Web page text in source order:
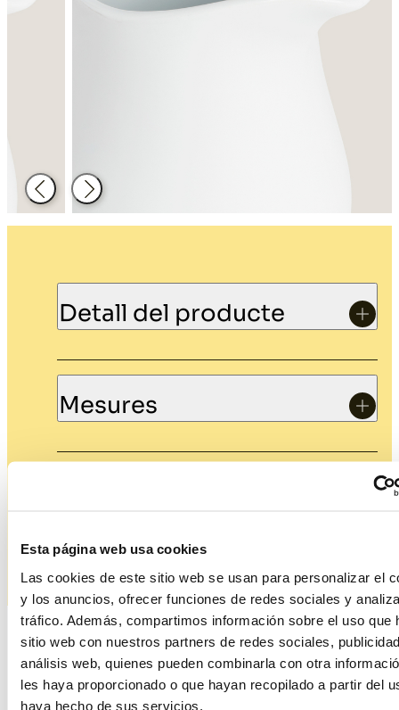
Esta página web usa cookies
Las cookies de este sitio web se usan para personalizar el
y los anuncios, ofrecer funciones de redes sociales y
tráfico. Además, compartimos información sobre el uso que
sitio web con nuestros partners de redes sociales,
análisis web, quienes pueden combinarla con otra
les haya proporcionado o que hayan recopilado a partir del
haya hecho de sus servicios.
Enrere Següent
Detall del producte
Mesures
Productes relacionats